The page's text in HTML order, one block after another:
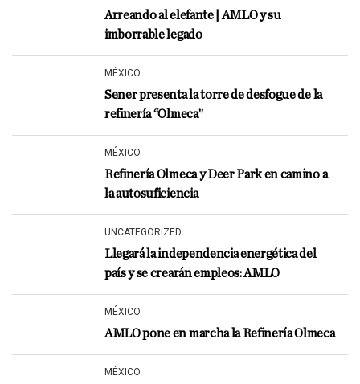
Arreando al elefante | AMLO y su
imborrable legado
MÉXICO
Sener presenta la torre de desfogue de la
refinería “Olmeca”
MÉXICO
Refinería Olmeca y Deer Park en camino a
la autosuficiencia
UNCATEGORIZED
Llegará la independencia energética del
país y se crearán empleos: AMLO
MÉXICO
AMLO pone en marcha la Refinería Olmeca
MÉXICO